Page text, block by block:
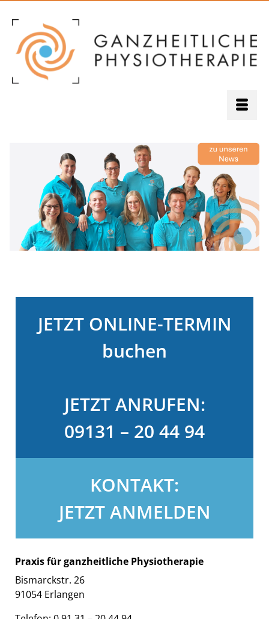
JETZT ONLINE-TERMIN
buchen
JETZT ANRUFEN:
09131 – 20 44 94
KONTAKT:
JETZT ANMELDEN
Praxis für ganzheitliche Physiotherapie
Bismarckstr. 26
91054 Erlangen